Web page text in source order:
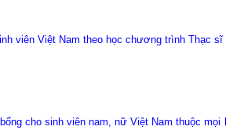
viên Việt Nam theo học chương trình Thạc
cho sinh viên nam, nữ Việt Nam thuộc